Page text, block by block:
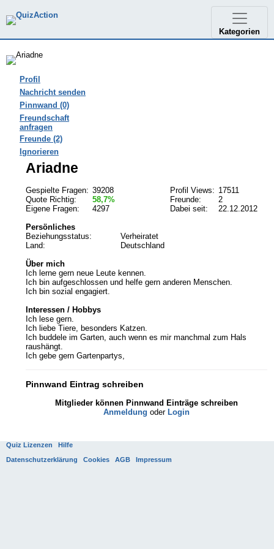
Kategorien
Profil
Nachricht senden
Pinnwand (0)
Freundschaft
anfragen
Freunde (2)
Ignorieren
Ariadne
17511
2
22.12.2012
Profil Views:
Freunde:
Dabei seit:
39208
58,7%
4297
Gespielte Fragen:
Quote Richtig:
Eigene Fragen:
Persönliches
Verheiratet
Beziehungsstatus:
Deutschland
Land:
Über mich
Ich lerne gern neue Leute kennen.
Ich bin aufgeschlossen und helfe gern anderen Menschen.
Ich bin sozial engagiert.
Interessen / Hobbys
Ich lese gern.
Ich liebe Tiere, besonders Katzen.
Ich buddele im Garten, auch wenn es mir manchmal zum Hals
raushängt.
Ich gebe gern Gartenpartys,
Pinnwand Eintrag schreiben
Mitglieder können Pinnwand Einträge schreiben
Anmeldung oder Login
Quiz Lizenzen
Hilfe
Datenschutzerklärung
Cookies AGB Impressum